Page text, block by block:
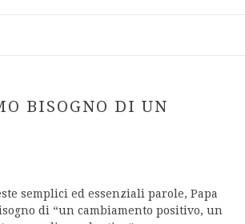
BISOGNO DI UN
semplici ed essenziali parole, Papa
di “un cambiamento positivo, un